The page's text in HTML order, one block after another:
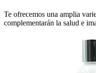
Te ofrecemos una amplia
complementarán la salud e